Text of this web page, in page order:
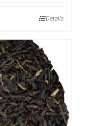
Détails